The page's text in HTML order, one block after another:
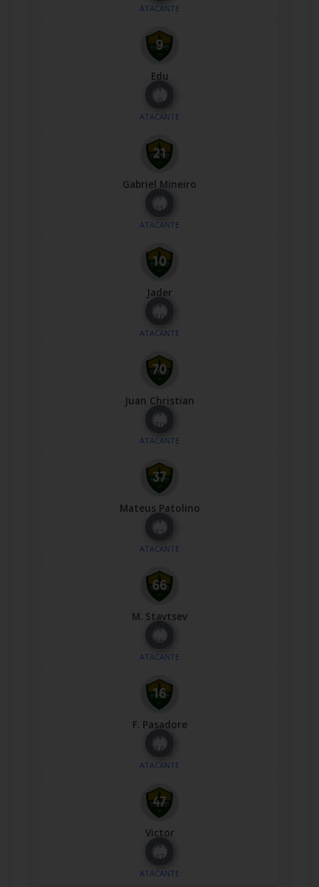
ATACANTE
Edu
Nº
9
ATACANTE
Gabriel Mineiro
Nº
21
ATACANTE
Jader
Nº
10
ATACANTE
Juan Christian
Nº
70
ATACANTE
Mateus Patolino
Nº
37
ATACANTE
M. Stavtsev
Nº
66
ATACANTE
F. Pasadore
Nº
16
ATACANTE
Victor
Nº
47
ATACANTE